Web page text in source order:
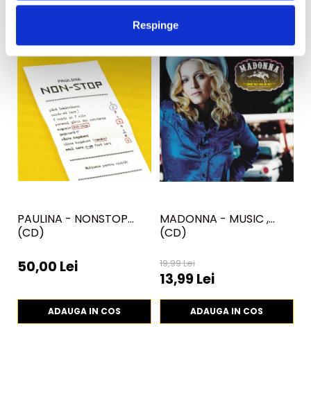
Respinge
PAULINA - NONSTOP
(CD)
50,00 Lei
ADAUGA IN COS
MADONNA - MUSIC ,
(CD)
19,99 Lei
13,99 Lei
ADAUGA IN COS